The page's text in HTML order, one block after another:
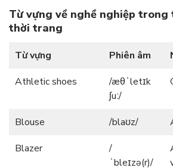
Từ vựng về nghề nghiệp trong
thời trang
Từ vựng Phiên âm
Athletic shoes
/æθˈletɪk
ʃuː/
Blouse /blaʊz/
Blazer
/
ˈbleɪzə(r)/